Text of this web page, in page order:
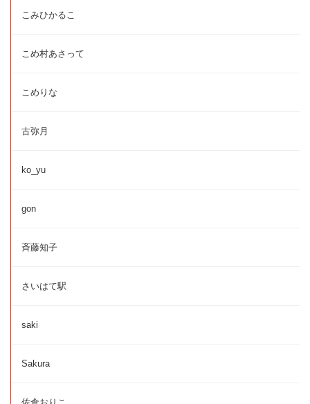
こみひかるこ
こめ村あさって
こめりな
古弥月
ko_yu
gon
斉藤知子
さいはて駅
saki
Sakura